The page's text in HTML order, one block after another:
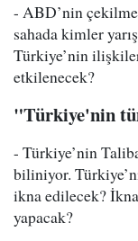
- ABD’nin
sahada kimler
Türkiye’nin
etkilenecek?
"Türkiye'nin
- Türkiye’nin
biliniyor.
ikna edilecek?
yapacak?